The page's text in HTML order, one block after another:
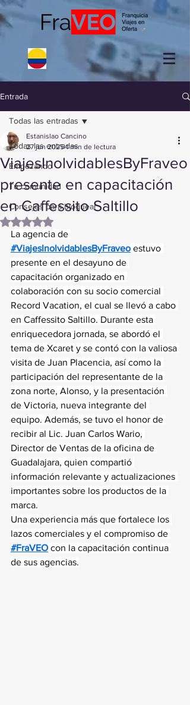
Entrada
Todas las entradas
Empezando
Tu comunidad
Consejos para bloguear
Todas las entradas
ViajesInolvidablesByFraveo
presente en capacitación
en Caffessito Saltillo
Estanislao Cancino
27 jun 2025 1 min de lectura
Obtuvo NaN de 5 estrellas.
La agencia de
#ViajesInolvidablesByFraveo estuvo
presente en el desayuno de
capacitación organizado en
colaboración con su socio comercial
Record Vacation, el cual se llevó a cabo
en Caffessito Saltillo. Durante esta
enriquecedora jornada, se abordó el
tema de Xcaret y se contó con la valiosa
visita de Juan Placencia, así como la
participación del representante de la
zona norte, Alonso, y la presentación
de Victoria, nueva integrante del
equipo. Además, se tuvo el honor de
recibir al Lic. Juan Carlos Wario,
Director de Ventas de la oficina de
Guadalajara, quien compartió
información relevante y actualizaciones
importantes sobre los productos de la
marca.
Una experiencia más que fortalece los
lazos comerciales y el compromiso de
#FraVEO con la capacitación continua
de sus agencias.